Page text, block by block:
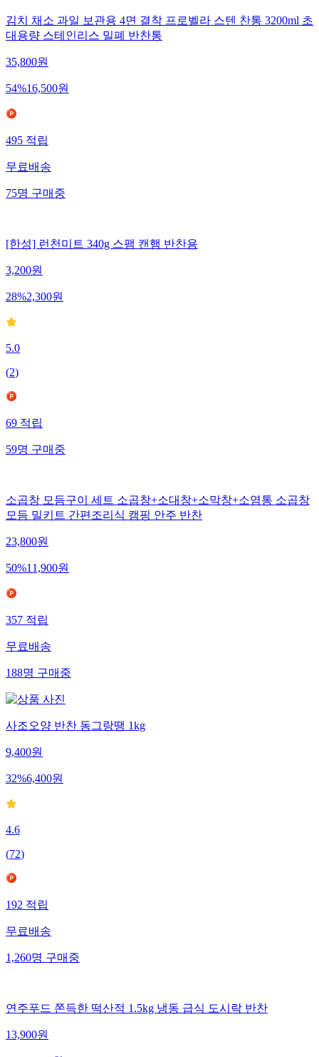
김치 채소 과일 보관용 4면 결착 프로벨라 스텐 찬통 3200ml 초
대용량 스테인리스 밀폐 반찬통
35,800원
54%16,500원
495 적립
무료배송
75명 구매중
[한성] 런천미트 340g 스팸 캔햄 반찬용
3,200원
28%2,300원
5.0
(2)
69적립
59명구매중
소곱창 모듬구이 세트 소곱창+소대창+소막창+소염통 소곱창
모듬 밀키트 간편조리식 캠핑 안주 반찬
23,800원
50%11,900원
357적립
무료배송
188명구매중
사조오양 반찬 동그랑땡 1kg
9,400원
32%6,400원
4.6
(72)
192적립
무료배송
1,260명구매중
연주푸드 쫀득한 떡산적 1.5kg 냉동 급식 도시락 반찬
13,900원